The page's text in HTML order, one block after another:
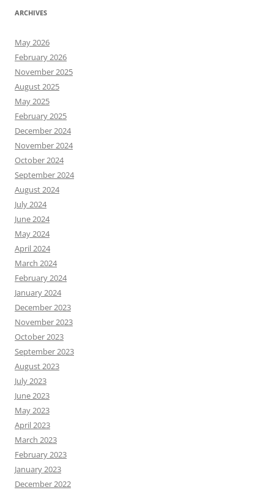
ARCHIVES
May 2026
February 2026
November 2025
August 2025
May 2025
February 2025
December 2024
November 2024
October 2024
September 2024
August 2024
July 2024
June 2024
May 2024
April 2024
March 2024
February 2024
January 2024
December 2023
November 2023
October 2023
September 2023
August 2023
July 2023
June 2023
May 2023
April 2023
March 2023
February 2023
January 2023
December 2022